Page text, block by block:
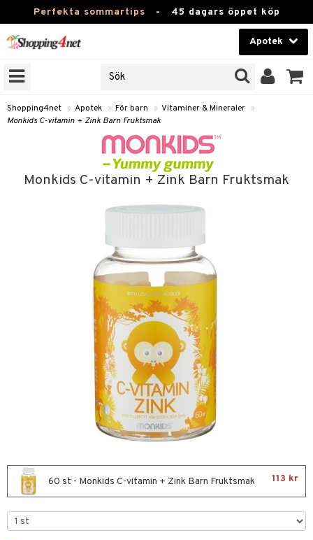
Perfekta sommartips - 45 dagars öppet köp
Apotek
Skönhet
Kontaktlinser
Fitness
Leksaker, Barn & Baby
Shopping4net » Apotek » För barn » Vitaminer & Mineraler »
Monkids C-vitamin + Zink Barn Fruktsmak
Monkids C-vitamin + Zink Barn Fruktsmak
60 st - Monkids C-vitamin + Zink Barn Fruktsmak 113 kr
& Mineraler